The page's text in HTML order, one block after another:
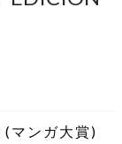
( マンガ大賞 )